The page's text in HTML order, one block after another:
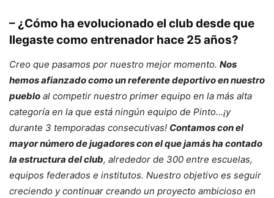
– ¿Cómo ha evolucionado el club desde que
llegaste como entrenador hace 25 años?
Creo que pasamos por nuestro mejor momento. Nos
hemos afianzado como un referente deportivo en nuestro
pueblo al competir nuestro primer equipo en la más alta
categoría en la que está ningún equipo de Pinto…¡y
durante 3 temporadas consecutivas! Contamos con el
mayor número de jugadores con el que jamás ha contado
la estructura del club, alrededor de 300 entre escuelas,
equipos federados e institutos. Nuestro objetivo es seguir
creciendo y continuar creando un proyecto ambicioso en